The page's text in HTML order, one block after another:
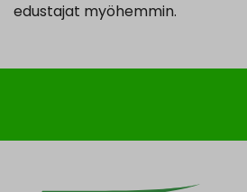
edustajat myöhemmin.